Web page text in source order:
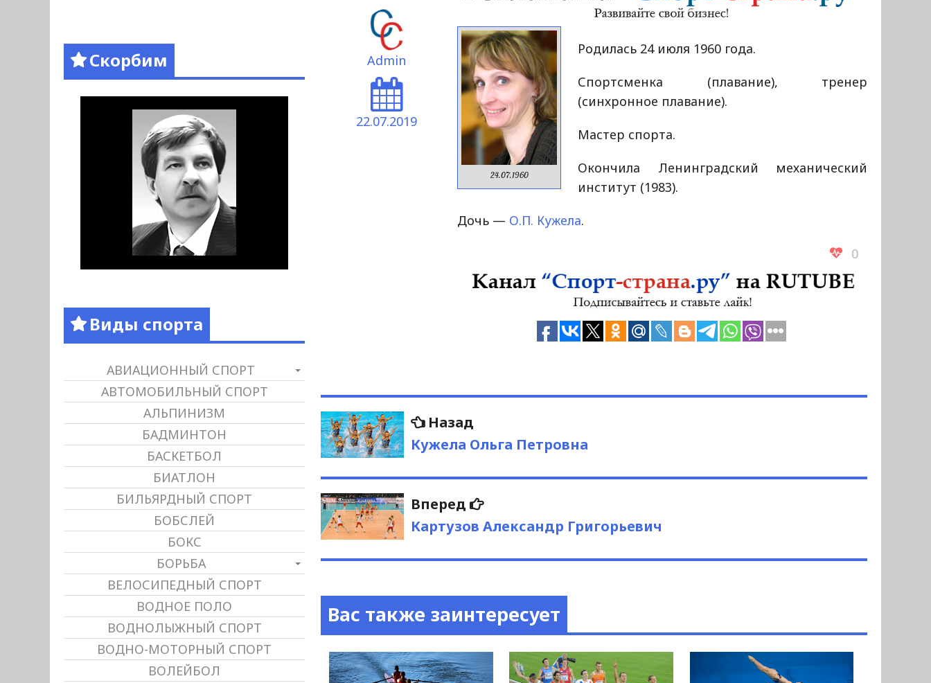
Admin
22.07.2019
24.07.1960
Родилась 24 июля 1960 года.
Спортсменка (плавание), тренер
(синхронное плавание).
Мастер спорта.
Окончила Ленинградский механический
институт (1983).
Дочь — О.П. Кужела.
0
Навигация
по
записям
Назад
запись:
Кужела Ольга Петровна
Вперед
Следующая
запись:
Картузов Александр Григорьевич
Вас также заинтересует
Скорбим
Виды спорта
АВИАЦИОННЫЙ СПОРТ
АВТОМОБИЛЬНЫЙ СПОРТ
АЛЬПИНИЗМ
БАДМИНТОН
БАСКЕТБОЛ
БИАТЛОН
БИЛЬЯРДНЫЙ СПОРТ
БОБСЛЕЙ
БОКС
БОРЬБА
ВЕЛОСИПЕДНЫЙ СПОРТ
ВОДНОЕ ПОЛО
ВОДНОЛЫЖНЫЙ СПОРТ
ВОДНО-МОТОРНЫЙ СПОРТ
ВОЛЕЙБОЛ